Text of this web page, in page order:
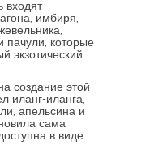
входят
имбиря,
пачули, которые
экзотический
создание этой
иланг-иланга,
апельсина и
сама
в виде